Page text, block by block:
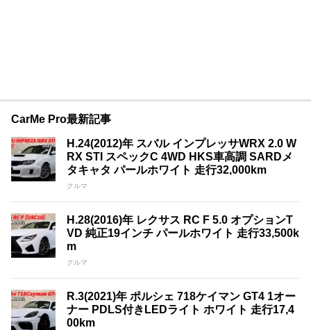
CarMe Pro最新記事
H.24(2012)年 スバル インプレッサWRX 2.0 W
RX STI スペックC 4WD HKS車高調 SARDメ
タキャタ パールホワイト 走行32,000km
クルマ
H.28(2016)年 レクサス RC F 5.0 オプションT
VD 純正19インチ パールホワイト 走行33,500k
m
クルマ
R.3(2021)年 ポルシェ 718ケイマン GT4 1オー
ナー PDLS付きLEDライト ホワイト 走行17,4
00km